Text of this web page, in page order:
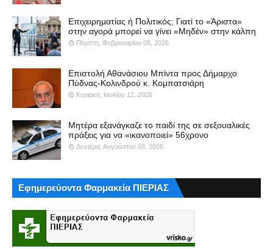
Επιχειρηματίας ή Πολιτικός; Γιατί το «Άριστα»
στην αγορά μπορεί να γίνει «Μηδέν» στην κάλπη
Πέμπτη, Φεβρουαρίου 05, 2026
Επιστολή Αθανάσιου Μπίντα προς Δήμαρχο
Πύδνας-Κολινδρού κ. Κομπατσιάρη
Κυριακή, Ιουλίου 12, 2026
Μητέρα εξανάγκαζε το παιδί της σε σεξουαλικές
πράξεις για να «ικανοποιεί» 56χρονο
Δευτέρα, Αυγούστου 03, 2026
Εφημερεύοντα Φαρμακεία ΠΙΕΡΙΑΣ